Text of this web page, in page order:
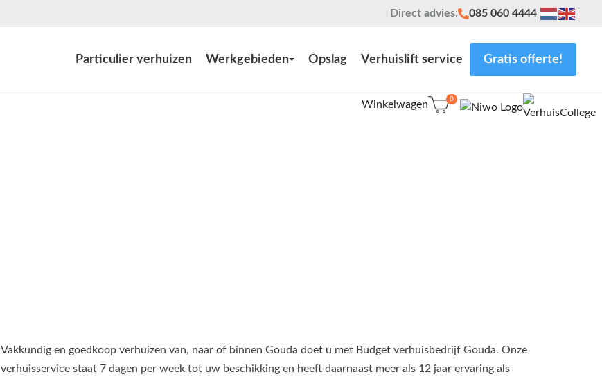
Direct advies: 085 060 4444
Particulier verhuizen Werkgebieden Opslag Verhuislift service Gratis offerte!
Winkelwagen 0
Vakkundig en goedkoop verhuizen van, naar of binnen Gouda doet u met Budget verhuisbedrijf Gouda. Onze
verhuisservice staat 7 dagen per week tot uw beschikking en heeft daarnaast meer als 12 jaar ervaring als